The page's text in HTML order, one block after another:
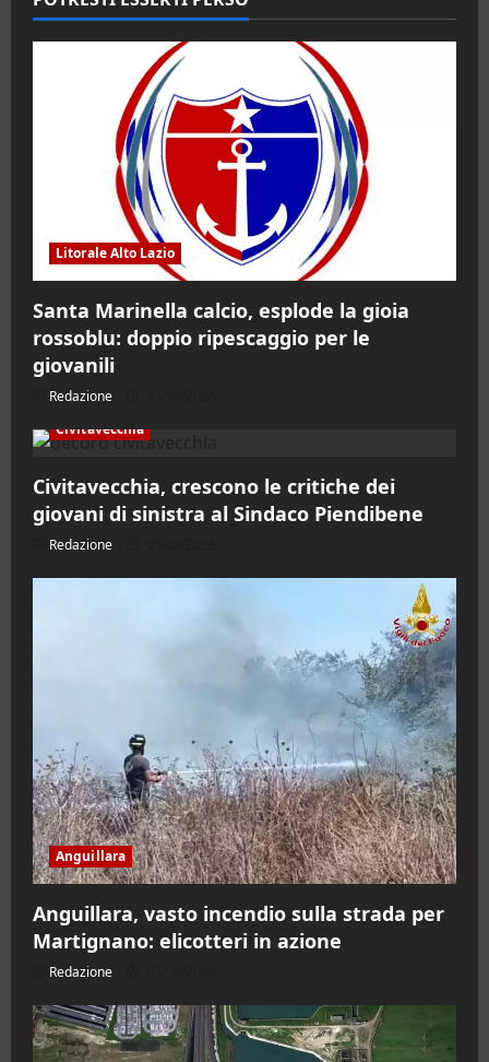
Litorale Alto Lazio
Santa Marinella calcio, esplode la gioia
rossoblu: doppio ripescaggio per le
giovanili
Redazione
Civitavecchia
Civitavecchia, crescono le critiche dei
giovani di sinistra al Sindaco Piendibene
Redazione
Anguillara
Anguillara, vasto incendio sulla strada per
Martignano: elicotteri in azione
Redazione